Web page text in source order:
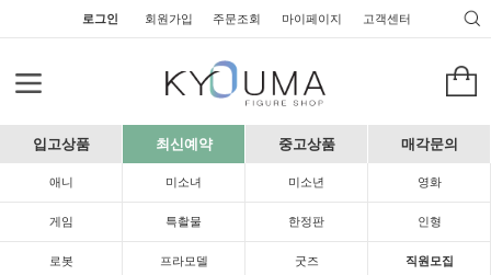
로그인 회원가입 주문조회 마이페이지 고객센터
입고상품 최신예약 중고상품 매각문의
애니 미소녀 미소년 영화
게임 특촬물 한정판 인형
로봇 프라모델 굿즈 직원모집